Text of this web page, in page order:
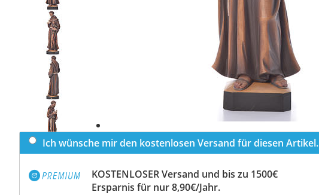
Previous
slide
Next
slide
Ich wünsche mir den kostenlosen Versand für diesen Artikel.
KOSTENLOSER Versand und bis zu 1500€
Ersparnis für nur 8,90€/Jahr.